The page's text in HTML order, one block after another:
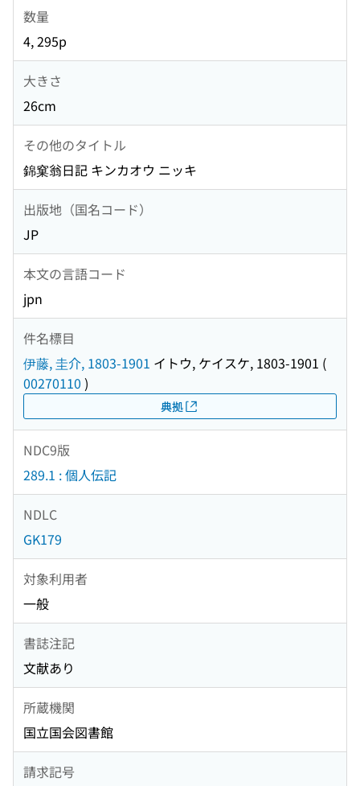
数量
4, 295p
大きさ
26cm
その他のタイトル
錦窠翁日記 キンカオウ ニッキ
出版地（国名コード）
JP
本文の言語コード
jpn
件名標目
伊藤, 圭介, 1803-1901 イトウ, ケイスケ, 1803-1901 (
00270110 )
典拠
NDC9版
289.1 : 個人伝記
NDLC
GK179
対象利用者
一般
書誌注記
文献あり
所蔵機関
国立国会図書館
請求記号